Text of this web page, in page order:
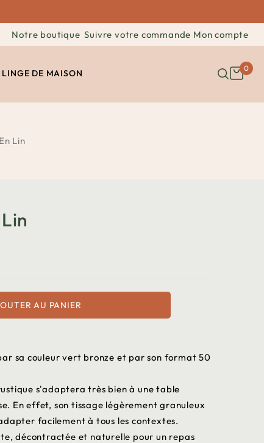
Notre boutique Suivre votre commande Mon compte
LINGE DE MAISON 0
Lin
AU PANIER
sa couleur vert bronze et par son format 50
s'adaptera très bien à une table
En effet, son tissage légèrement granuleux
facilement à tous les contextes.
décontractée et naturelle pour un repas